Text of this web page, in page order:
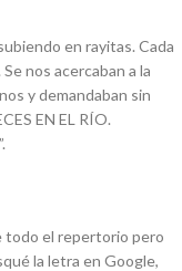
en rayitas. Cada
nos acercaban a la
y demandaban sin
EN EL RÍO.
todo el repertorio pero
la letra en Google,